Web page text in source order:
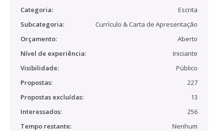
Categoria:
Escrita
Subcategoria:
Currículo & Carta de Apresentação
Orçamento:
Aberto
Nível de experiência:
Iniciante
Visibilidade:
Público
Propostas:
227
Propostas excluídas:
13
Interessados:
256
Tempo restante:
Nenhum